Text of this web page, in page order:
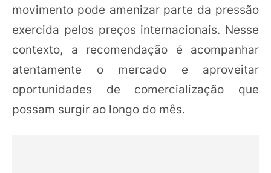
movimento pode amenizar parte da pressão
exercida pelos preços internacionais. Nesse
contexto, a recomendação é acompanhar
atentamente o mercado e aproveitar
oportunidades de comercialização que
possam surgir ao longo do mês.